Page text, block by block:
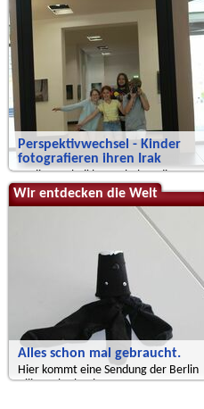
Perspektivwechsel - Kinder
fotografieren ihren Irak
Berliner Schulklassen haben die
Ausstellung in Berlin besucht
Wir entdecken die Welt
Alles schon mal gebraucht.
Hier kommt eine Sendung der Berlin
Bilingual School.